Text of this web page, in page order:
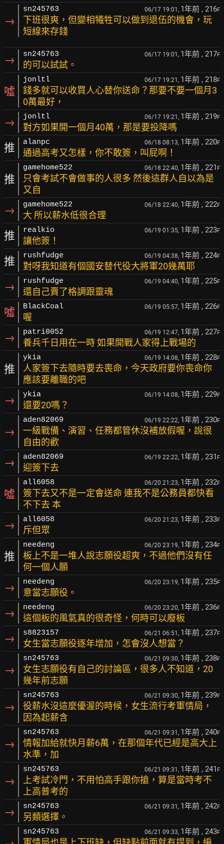
→
sn245763 06/17 19:01, 1年前 , 216F
下班很爽，但變相犧牲可以做到退伍的機會，玩
短線來存錢
→ sn245763 06/17 19:01, 1年前 , 217F
的可以試試。
噓
jonltl 06/17 19:21, 1年前 , 218F
錢多就可以收買人心替你送命？那要不要一個月3
0萬最好，
→ jonltl 06/17 19:21, 1年前 , 219F
對方如果開一個月40萬，那是要投降嗎
推 alanpc 06/18 08:13, 1年前 , 220F
通過高考又怎樣，你不敢簽，叫屁啊！
推
gamehome522 06/18 22:40, 1年前 , 221 F
只會考試不會做事的人很多 然後這群人自以為是
又自
→ gamehome522 06/18 22:40, 1年前 , 222F
大 所以薪水低很合理
推 realkio 06/19 01:35, 1年前 , 223F
讓他簽！
推 rushfudge 06/19 04:38, 1年前 , 224F
對呀我知道有個國安替代役大將軍20幾萬耶
→ rushfudge 06/19 04:40, 1年前 , 225F
還自己賣了格調跟靈魂
噓 BlackCoal 06/19 05:57, 1年前 , 226F
喔
→ patri0052 06/19 12:47, 1年前 , 227F
養兵千日用在一時 如果開戰人家得上戰場的
推
ykia 06/19 14:08, 1年前 , 228F
人家簽下去隨時要去喪命，今天政府要你喪命你
應該要離職的吧
→ ykia 06/19 14:08, 1年前 , 229F
還要20嗎？
→
aden82069 06/19 22:22, 1年前 , 230F
一級戰備、演習、任務都管休沒補放假喔，說很
自由的歡
→ aden82069 06/19 22:22, 1年前 , 231 F
迎簽下去
噓
all6058 06/20 21:23, 1年前 , 232F
簽下去又不是一定會送命 連我不是公務員都快看
不下去 本
→ all6058 06/20 21:23, 1年前 , 233F
斥但眾
推
needeng 06/20 23:19, 1年前 , 234F
板上不是一堆人說志願役超爽，不過他們沒有任
何一個人願
→ needeng 06/20 23:19, 1年前 , 235F
意當志願役。
→ needeng 06/20 23:20, 1年前 , 236F
這個板的風氣真的很奇怪，何時可以廢板
→ s8823157 06/21 06:51, 1年前 , 237F
女生當志願役逐年增加，怎會沒人想當？
→
sn245763 06/21 09:30, 1年前 , 238F
女生志願役有自己的討論區，很多人不知道，20
幾年前志願
→
sn245763 06/21 09:30, 1年前 , 239F
役薪水沒這麼優渥的時候，女生流行考軍情局，
因為起薪含
→
sn245763 06/21 09:31, 1年前 , 240F
情報加給就快月薪6萬，在那個年代已經是高大上
水準，加
→
sn245763 06/21 09:31, 1年前 , 241 F
上考試冷門，不用怕高手跟你搶，算是當時考不
上高普考的
→ sn245763 06/21 09:31, 1年前 , 242F
另類選擇。
sn245763 06/21 09:33, 1年前 , 243F